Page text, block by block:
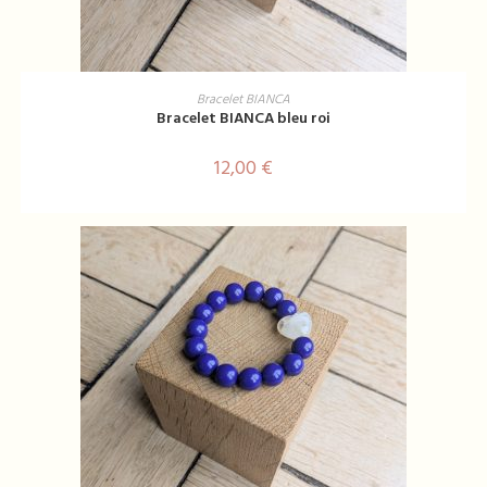
AJOUTER AU PANIER
Bracelet BIANCA
Bracelet BIANCA bleu roi
12,00 €